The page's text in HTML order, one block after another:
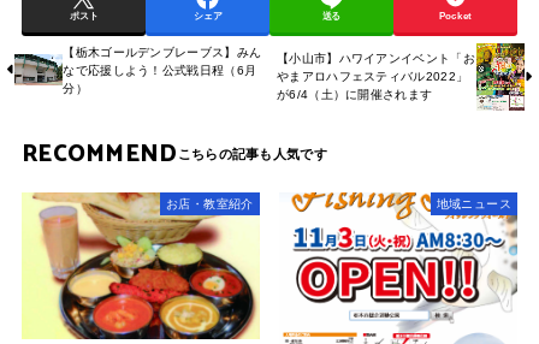
ポスト シェア 送る Pocket
【栃木ゴールデンブレーブス】みん
なで応援しよう！公式戦日程（6月
分）
【小山市】ハワイアンイベント「お
やまアロハフェスティバル2022」
が6/4（土）に開催されます
RECOMMEND
お店・教室紹介 地域ニュース